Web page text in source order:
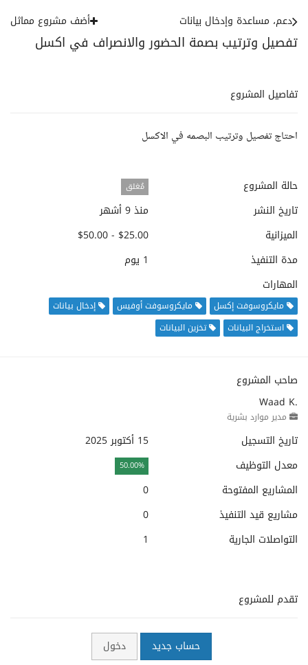
تفصيل وترتيب بصمة الحضور والانصراف في اكسل
دعم، مساعدة وإدخال بيانات أضف مشروع مماثل
تفاصيل المشروع
احتاج تفصيل وترتيب البصمه في الاكسل
حالة المشروع مُغلق
تاريخ النشر
منذ 9 أشهر
الميزانية
$25.00 - $50.00
مدة التنفيذ
1 يوم
المهارات
مايكروسوفت إكسل مايكروسوفت أوفيس
إدخال بيانات
استخراج البيانات
تخزين البيانات
صاحب المشروع
Waad K.
مدير موارد بشرية
تاريخ التسجيل
15 أكتوبر 2025
معدل التوظيف
50.00%
المشاريع المفتوحة
0
مشاريع قيد التنفيذ
0
التواصلات الجارية
1
تقدم للمشروع
حساب جديد دخول